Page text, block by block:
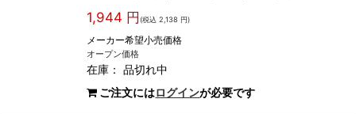
1,944 円 (税込 2,138 円)
メーカー希望小売価格
オープン価格
在庫：品切れ中
ご注文にはログインが必要です